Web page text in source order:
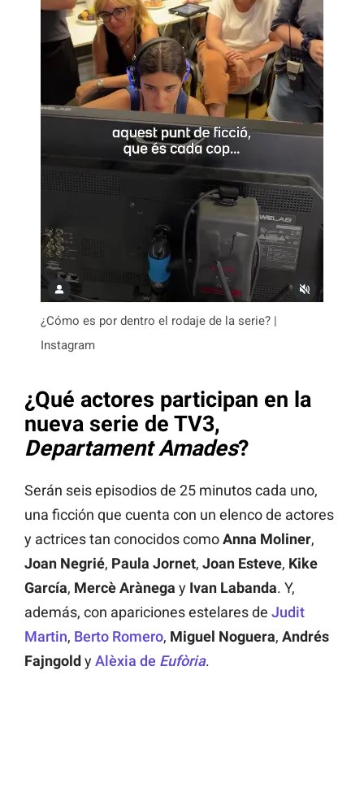
¿Cómo es por dentro el rodaje de la serie? |
Instagram
¿Qué actores participan en la
nueva serie de TV3,
Departament Amades?
Serán seis episodios de 25 minutos cada uno,
una ficción que cuenta con un elenco de actores
y actrices tan conocidos comoAnna Moliner,
Joan Negrié, Paula Jornet, Joan Esteve, Kike
García, Mercè Arànega y Ivan Labanda. Y,
además, con apariciones estelares de Judit
Martin, Berto Romero, Miguel Noguera, Andrés
Fajngold y Alèxia de Eufòria.